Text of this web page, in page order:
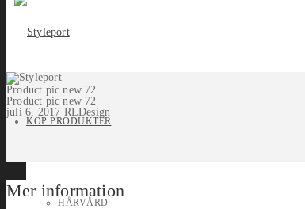
KÖP PRODUKTER
HÅRVÅRD
Product pic new 72
Product pic new 72
juli 6, 2017 RLDesign
Mer information